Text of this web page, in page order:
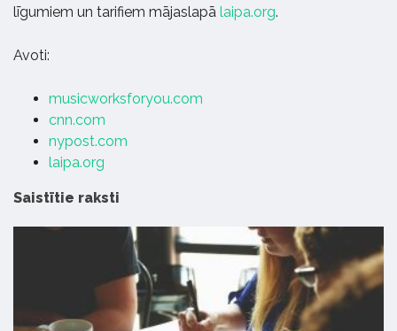
līgumiem un tarifiem mājaslapā laipa.org.
Avoti:
musicworksforyou.com
cnn.com
nypost.com
laipa.org
Saistītie raksti